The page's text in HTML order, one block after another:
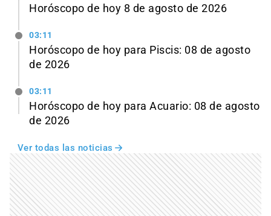
Horóscopo de hoy 8 de agosto de 2026
03:11
Horóscopo de hoy para Piscis: 08 de agosto
de 2026
03:11
Horóscopo de hoy para Acuario: 08 de agosto
de 2026
Ver todas las noticias